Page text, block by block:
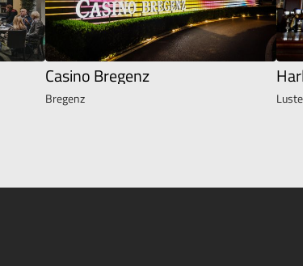
Casino Bregenz
Bregenz